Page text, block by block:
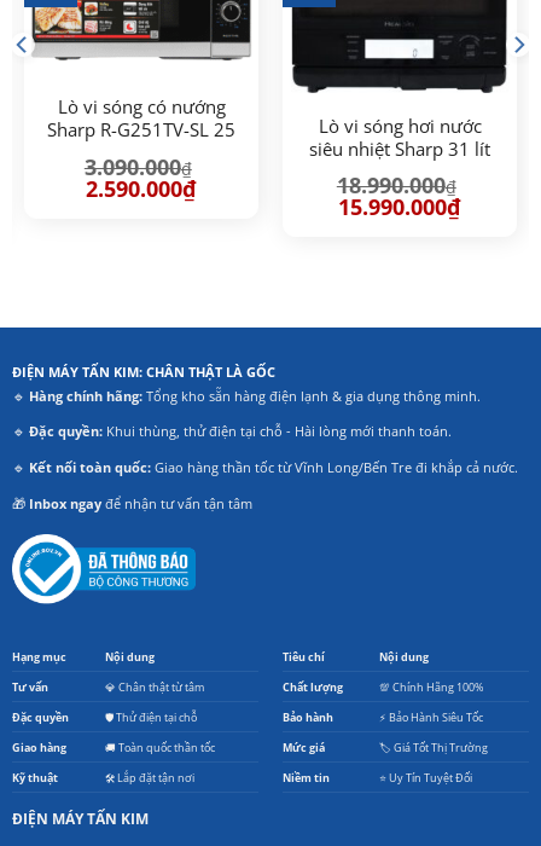
Lò vi sóng có nướng
Sharp R-G251TV-SL 25
3.090.000₫
Giá
gốc
2.590.000₫Giá
Lò vi sóng hơi nước
siêu nhiệt Sharp 31 lít
18.990.000₫
Giá
gốc
15.990.000₫Giá
ĐIỆN MÁY TẤN KIM: CHÂN THẬT LÀ GỐC
🔹 Hàng chính hãng:Tổng kho sẵn hàng điện lạnh & gia dụng thông minh.
🔹 Đặc quyền:Khui thùng, thử điện tại chỗ - Hài lòng mới thanh toán.
🔹 Kết nối toàn quốc:Giao hàng thần tốc từ Vĩnh Long/Bến Tre đi khắp cả nước.
🎁 Inbox ngayđể nhận tư vấn tận tâm
Hạng mục Nội dung
Tư vấn 💎 Chân thật từ tâm
Đặc quyền 🛡️ Thử điện tại chỗ
Giao hàng 🚚 Toàn quốc thần tốc
Kỹ thuật 🛠️ Lắp đặt tận nơi
Tiêu chí Nội dung
Chất lượng 💯 Chính Hãng 100%
Bảo hành ⚡ Bảo Hành Siêu Tốc
Mức giá 🏷️ Giá Tốt Thị Trường
Niềm tin ⭐ Uy Tín Tuyệt Đối
ĐIỆN MÁY TẤN KIM